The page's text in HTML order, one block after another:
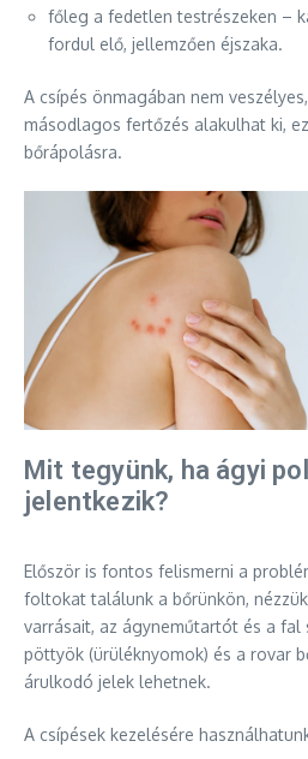
főleg a fedetlen testrészeken –
fordul elő, jellemzően éjszaka.
A csípés önmagában nem
másodlagos fertőzés alakulhat ki,
bőrápolásra.
Mit tegyünk, ha ágyi
jelentkezik?
Először is fontos felismerni a
foltokat találunk a bőrünkön,
varrásait, az ágyneműtartót és a fal
pöttyök (ürüléknyomok) és a rovar
árulkodó jelek lehetnek.
A csípések kezelésére